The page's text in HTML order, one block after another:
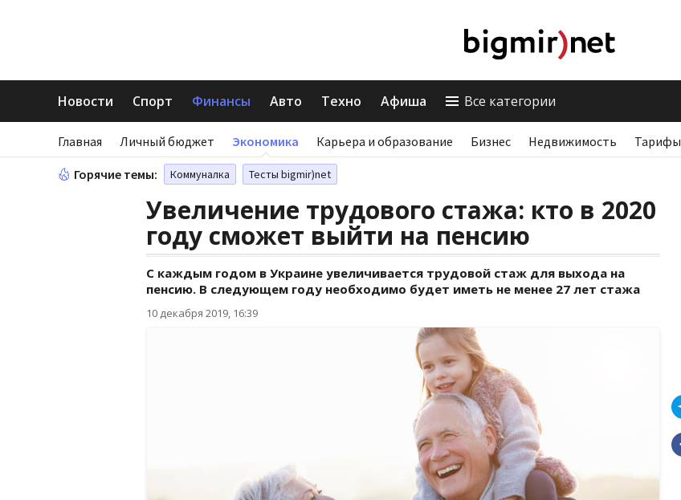
Новости Спорт Финансы Авто Техно Афиша Все категории
Главная Личный бюджет Экономика Карьера и образование Бизнес Недвижимость Тарифы
Горячие темы: Коммуналка Тесты bigmir)net
Увеличение трудового стажа: кто в 2020
году сможет выйти на пенсию
С каждым годом в Украине увеличивается трудовой стаж для выхода на
пенсию. В следующем году необходимо будет иметь не менее 27 лет стажа
10 декабря 2019, 16:39